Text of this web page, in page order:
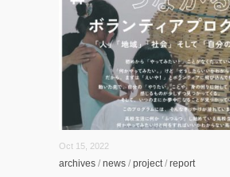
Oct 15, 2022
archives / news / project / report